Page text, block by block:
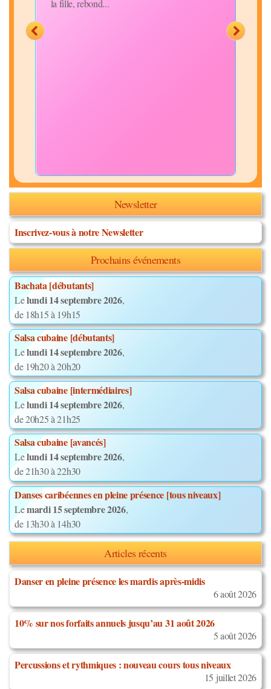
la fille, rebond...
Newsletter
Inscrivez-vous à notre Newsletter
Prochains événements
Bachata [débutants]
Lelundi 14 septembre 2026,
de 18h15 à 19h15
Salsa cubaine [débutants]
Lelundi 14 septembre 2026,
de 19h20 à 20h20
Salsa cubaine [intermédiaires]
Lelundi 14 septembre 2026,
de 20h25 à 21h25
Salsa cubaine [avancés]
Lelundi 14 septembre 2026,
de 21h30 à 22h30
Danses caribéennes en pleine présence [tous niveaux]
Lemardi 15 septembre 2026,
de 13h30 à 14h30
Articles récents
Danser en pleine présence les mardis après-midis
6 août 2026
10% sur nos forfaits annuels jusqu’au 31 août 2026
5 août 2026
Percussions et rythmiques : nouveau cours tous niveaux
15 juillet 2026